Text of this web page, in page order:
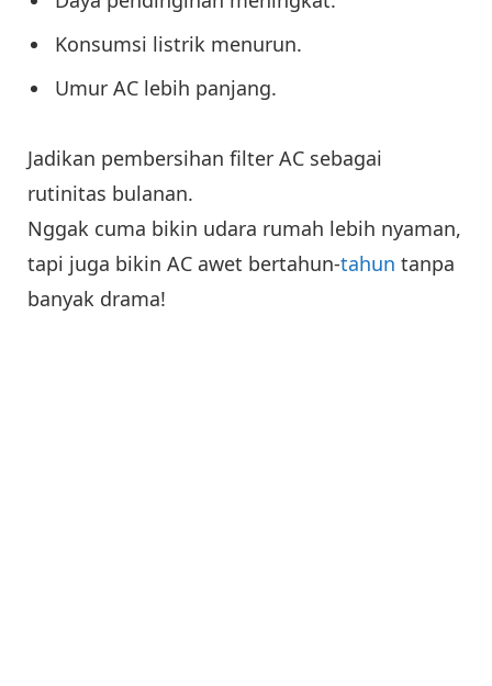
Konsumsi listrik menurun.
Umur AC lebih panjang.
Jadikan pembersihan filter AC sebagai
rutinitas bulanan.
Nggak cuma bikin udara rumah lebih nyaman,
tapi juga bikin AC awet bertahun-tahun tanpa
banyak drama!